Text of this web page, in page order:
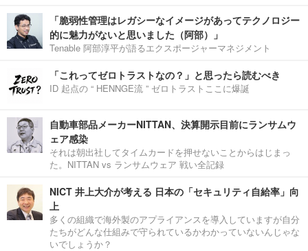
「脆弱性管理はレガシーなイメージがあってテクノロジー
的に魅力がないと思いました（阿部）」
Tenable 阿部淳平が語るエクスポージャーマネジメント
「これってゼロトラストなの？」と思ったら読むべき
ID 起点の “ HENNGE流 ” ゼロトラストここに爆誕
自動車部品メーカーNITTAN、決算開示目前にランサムウ
ェア感染
それは朝出社してタイムカードを押せないことからはじまっ
た。NITTAN vs ランサムウェア 戦い全記録
NICT 井上大介が考える 日本の「セキュリティ自給率」向
上
多くの組織で海外製のアプライアンスを導入していますが自分
たちがどんな仕組みで守られているかわかっていないんじゃな
いでしょうか？